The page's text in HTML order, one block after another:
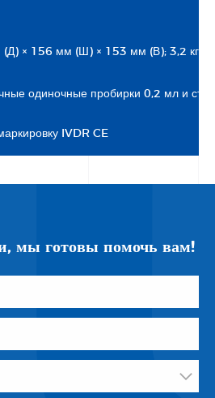
× 156 мм (Ш) × 153 мм (В); 3,2 кг
одиночные пробирки 0,2 мл и
IVDR CE
мы готовы помочь вам!